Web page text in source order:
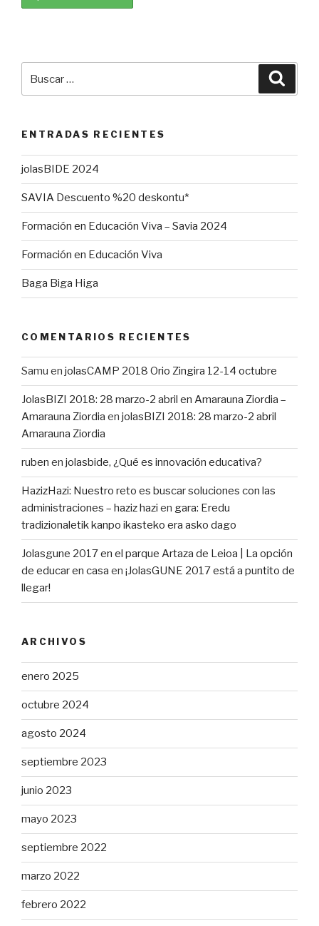
por:
ENTRADAS RECIENTES
jolasBIDE 2024
SAVIA Descuento %20 deskontu*
Formación en Educación Viva – Savia 2024
Formación en Educación Viva
Baga Biga Higa
COMENTARIOS RECIENTES
Samu en jolasCAMP 2018 Orio Zingira 12-14 octubre
JolasBIZI 2018: 28 marzo-2 abril en Amarauna Ziordia –
Amarauna Ziordia en jolasBIZI 2018: 28 marzo-2 abril
Amarauna Ziordia
ruben en jolasbide, ¿Qué es innovación educativa?
HazizHazi: Nuestro reto es buscar soluciones con las
administraciones – haziz hazi en gara: Eredu
tradizionaletik kanpo ikasteko era asko dago
Jolasgune 2017 en el parque Artaza de Leioa | La opción
de educar en casa en ¡JolasGUNE 2017 está a puntito de
llegar!
ARCHIVOS
enero 2025
octubre 2024
agosto 2024
septiembre 2023
junio 2023
mayo 2023
septiembre 2022
marzo 2022
febrero 2022